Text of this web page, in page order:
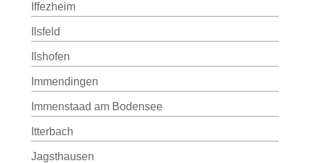
Iffezheim
Ilsfeld
Ilshofen
Immendingen
Immenstaad am Bodensee
Itterbach
Jagsthausen